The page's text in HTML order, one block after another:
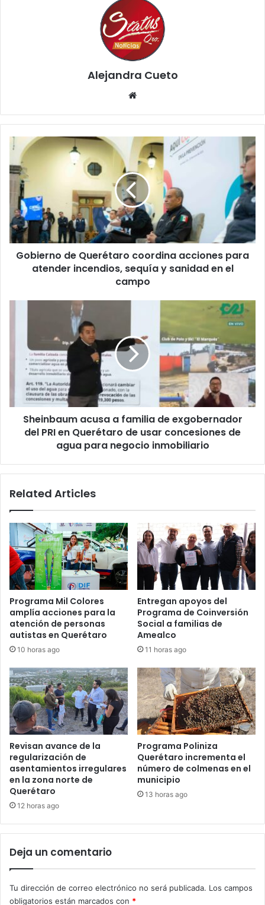
Alejandra Cueto
Gobierno
Querétaro
coordina
acciones
para
atender
incendios,
sequía
sanidad
Gobierno de Querétaro coordina acciones para
atender incendios, sequía y sanidad en el
campo
exgobernador
en
Querétaro
de
para
Sheinbaum acusa a familia de exgobernador
del PRI en Querétaro de usar concesiones de
agua para negocio inmobiliario
Related Articles
Programa Mil Colores
amplía acciones para la
atención de personas
autistas en Querétaro
10 horas ago
Entregan apoyos del
Programa de Coinversión
Social a familias de
Amealco
11 horas ago
Revisan avance de la
regularización de
asentamientos irregulares
en la zona norte de
Querétaro
12 horas ago
Programa Poliniza
Querétaro incrementa el
número de colmenas en el
municipio
13 horas ago
Deja un comentario
Tu dirección de correo electrónico no será publicada. Los campos
obligatorios están marcados con *